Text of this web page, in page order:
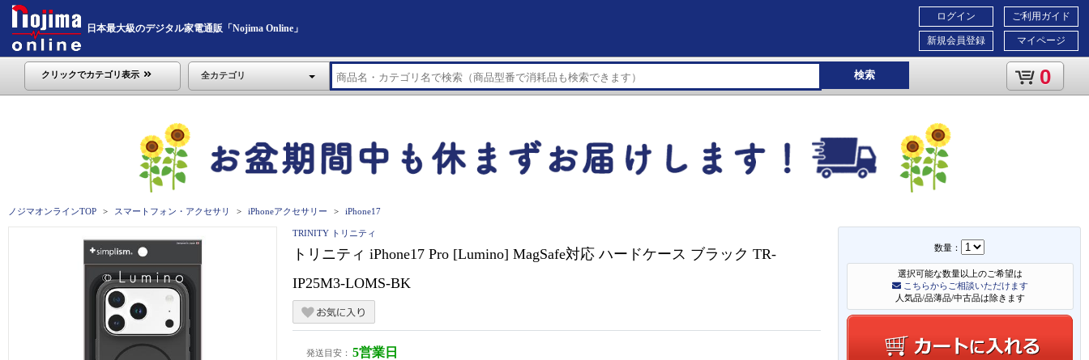
日本最大級のデジタル家電通販「Nojima Online」
ご利用ガイド
マイページ
ログイン
新規会員登録
クリックでカテゴリ表示 全カテゴリ 検索 0
ノジマオンラインTOP スマートフォン・アクセサリ iPhoneアクセサリー iPhone17
数量：
選択可能な数量以上のご希望は
こちらからご相談いただけます
人気品/品薄品/中古品は除きます
TRINITY トリニティ
トリニティ iPhone17 Pro [Lumino] MagSafe対応 ハードケース ブラック TR-
IP25M3-LOMS-BK
発送目安： 5営業日